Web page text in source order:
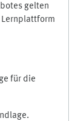
gelten
für die